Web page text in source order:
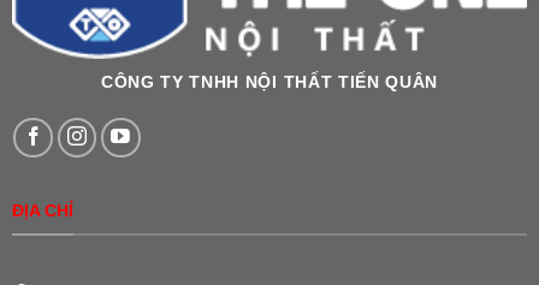
CÔNG TY TNHH NỘI THẤT TIẾN QUÂN
ĐỊA CHỈ